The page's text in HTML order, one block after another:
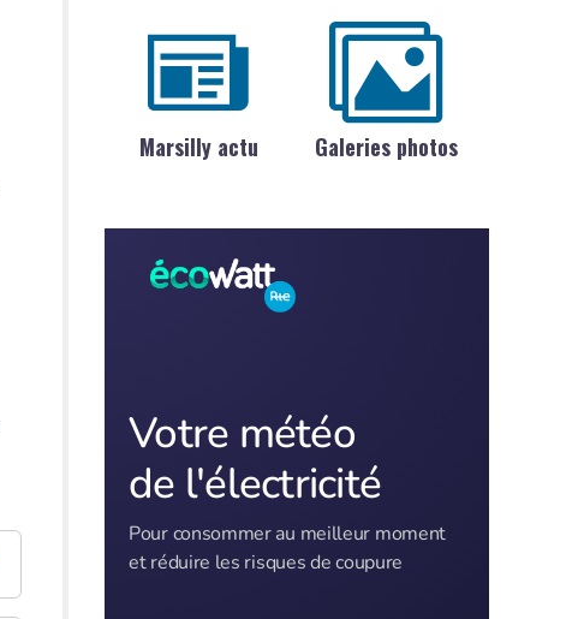
Marsilly actu Galeries photos